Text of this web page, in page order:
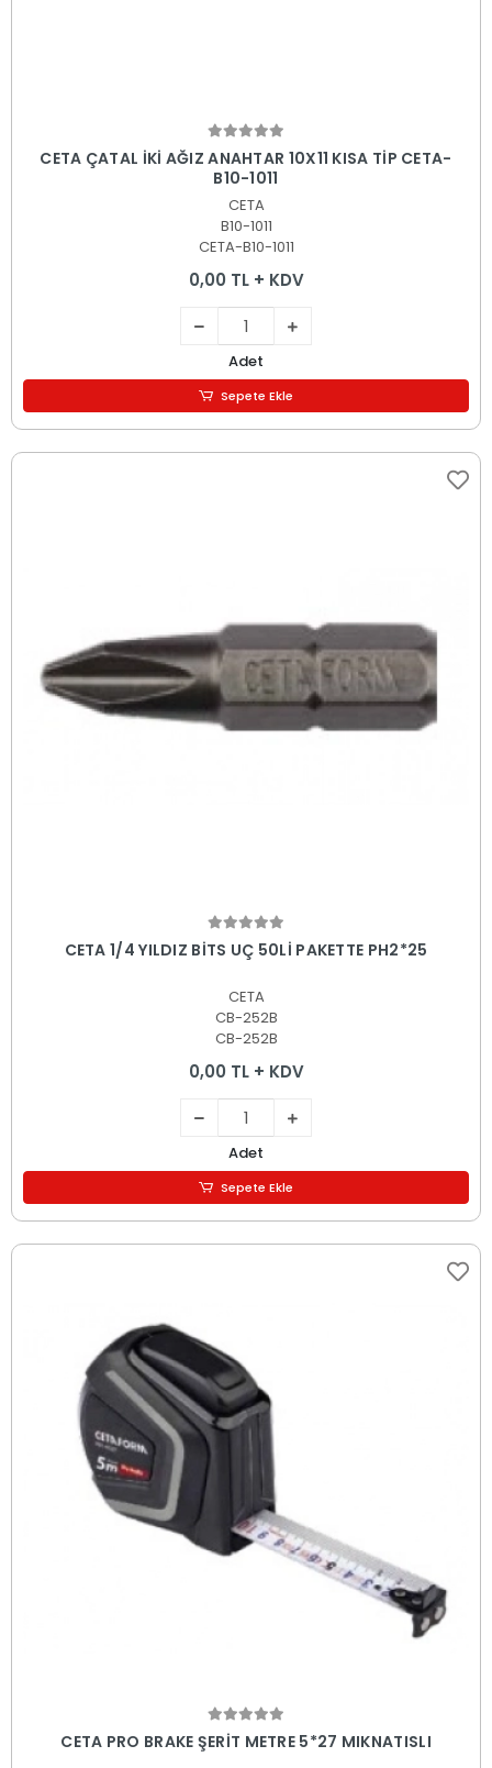
Sepete Ekle
CETA ÇATAL İKİ AĞIZ ANAHTAR 10X11 KISA TİP CETA-
B10-1011
CETA
B10-1011
CETA-B10-1011
0,00 TL + KDV
Adet
Sepete Ekle
Sepete Ekle
CETA 1/4 YILDIZ BİTS UÇ 50Lİ PAKETTE PH2*25
CETA
CB-252B
CB-252B
0,00 TL + KDV
Adet
Sepete Ekle
Sepete Ekle
CETA PRO BRAKE ŞERİT METRE 5*27 MIKNATISLI